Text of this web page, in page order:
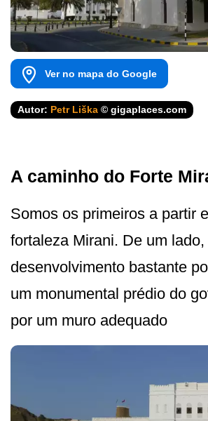
Ver no mapa do Google
Autor: Petr Liška © gigaplaces.com
A caminho do Forte
Somos os primeiros a partir
fortaleza Mirani. De um lado,
desenvolvimento bastante
um monumental prédio do
por um muro adequado